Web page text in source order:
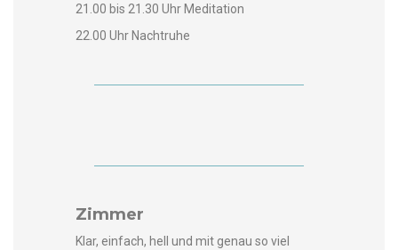
21.00 bis 21.30 Uhr Meditation
22.00 Uhr Nachtruhe
Zimmer
Klar, ein­fach, hell und mit genau so viel